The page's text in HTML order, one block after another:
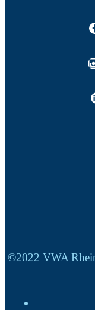
©2022 VWA